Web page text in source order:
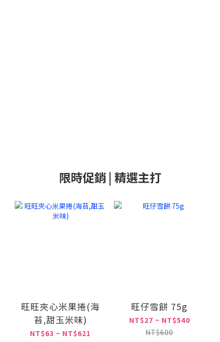
限時促銷 | 精選主打
旺旺夾心米果捲(海
苔,甜玉米味)
NT$63 ~ NT$621
旺仔雪餅 75g
NT$27 ~ NT$540
NT$600